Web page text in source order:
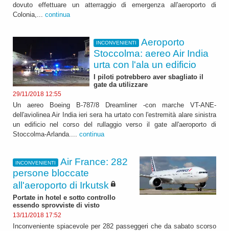
dovuto effettuare un atterraggio di emergenza all'aeroporto di
Colonia,... continua
INCONVENIENTI
Aeroporto
Stoccolma: aereo Air India
urta con l'ala un edificio
I piloti potrebbero aver sbagliato il
gate da utilizzare
29/11/2018 12:55
Un aereo Boeing B-787/8 Dreamliner -con marche VT-ANE-
dell'aviolinea Air India ieri sera ha urtato con l'estremità alare sinistra
un edificio nel corso del rullaggio verso il gate all'aeroporto di
Stoccolma-Arlanda.... continua
INCONVENIENTI
Air France: 282
persone bloccate
all'aeroporto di Irkutsk
Portate in hotel e sotto controllo
essendo sprovviste di visto
13/11/2018 17:52
Inconveniente spiacevole per 282 passeggeri che da sabato scorso